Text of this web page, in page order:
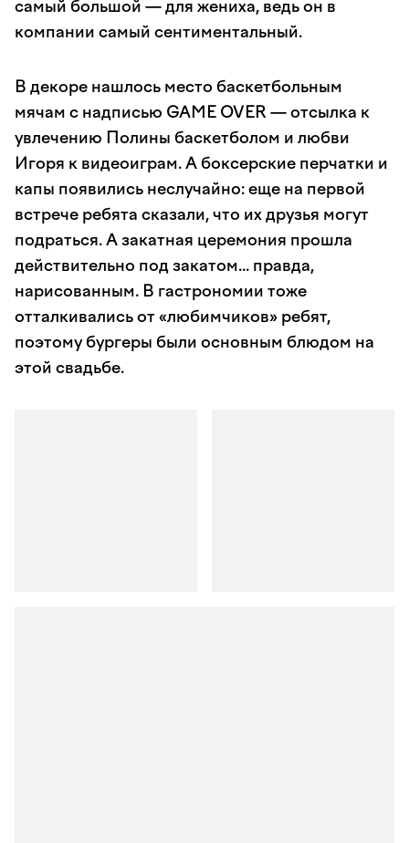
самый большой — для жениха, ведь он в
компании самый сентиментальный.
В декоре нашлось место баскетбольным
мячам с надписью GAME OVER — отсылка к
увлечению Полины баскетболом и любви
Игоря к видеоиграм. А боксерские перчатки и
капы появились неслучайно: еще на первой
встрече ребята сказали, что их друзья могут
подраться. А закатная церемония прошла
действительно под закатом... правда,
нарисованным. В гастрономии тоже
отталкивались от «любимчиков» ребят,
поэтому бургеры были основным блюдом на
этой свадьбе.